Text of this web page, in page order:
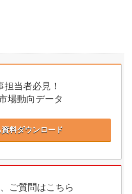
当者必見！
場動向データ
料ダウンロード
ご質問はこちら